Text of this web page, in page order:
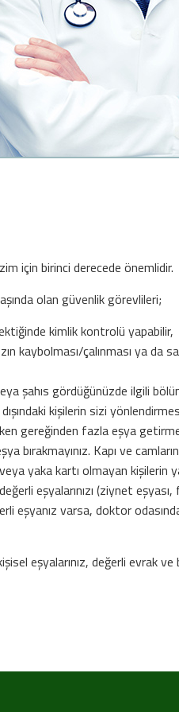
için birinci derecede önemlidir.
olan güvenlik görevlileri;
kimlik kontrolü yapabilir,
kaybolması/çalınması ya
şahıs gördüğünüzde ilgili
kişilerin sizi
gereğinden fazla eşya
bırakmayınız. Kapı ve
yaka kartı olmayan kişilerin
eşyalarınızı (ziynet
eşyanız varsa, doktor
eşyalarınız, değerli evrak